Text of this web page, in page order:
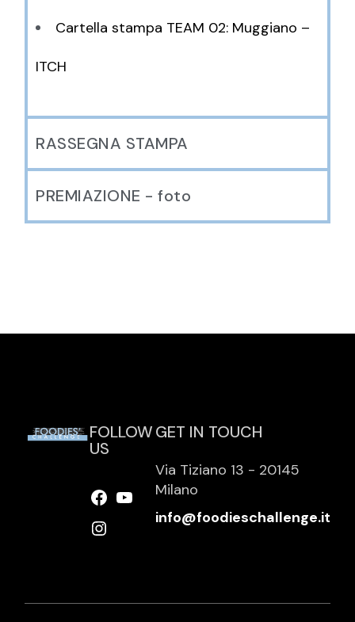
Cartella stampa TEAM 02: Muggiano –
ITCH
RASSEGNA STAMPA
PREMIAZIONE - foto
FOLLOW
US
GET IN TOUCH
Via Tiziano 13 - 20145
Milano
info@foodieschallenge.it